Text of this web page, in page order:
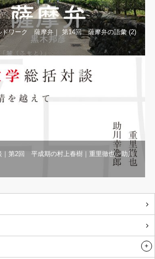
ドワーク 薩摩弁｜ 第14回 薩摩弁の語彙 (2)
｜第2回 平成期の村上春樹｜重里徹也・助川